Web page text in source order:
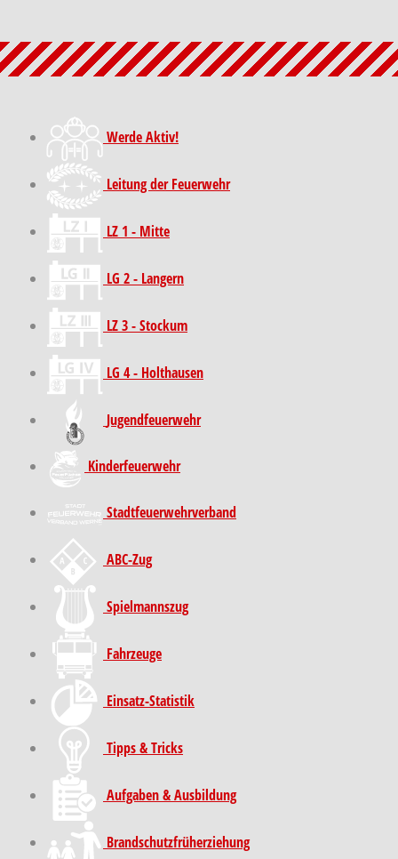
Werde Aktiv!
Leitung der Feuerwehr
LZ 1 - Mitte
LG 2 - Langern
LZ 3 - Stockum
LG 4 - Holthausen
Jugendfeuerwehr
Kinder­feuer­wehr
Stadt­feuer­wehr­verband
ABC-Zug
Spielmannszug
Fahrzeuge
Einsatz-Statistik
Tipps & Tricks
Aufgaben & Ausbildung
Brand­schutz­früh­erziehung